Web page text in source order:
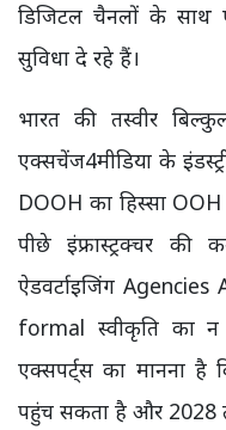
डिजिटल चैनलों के साथ
सुविधा दे रहे हैं।
भारत की तस्वीर
एक्सचेंज4मीडिया के
DOOH का हिस्सा
पीछे इंफ्रास्ट्रक्चर की
ऐडवर्टाइजिंग
formal स्वीकृति का न
एक्सपर्ट्स का मानना
पहुंच सकता है और 2028